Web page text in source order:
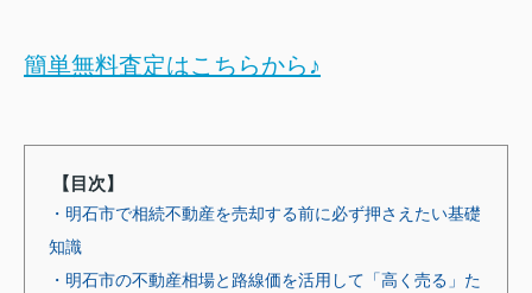
簡単無料査定はこちらから♪
【目次】
・明石市で相続不動産を売却する前に必ず押さえたい基礎
知識
・明石市の不動産相場と路線価を活用して「高く売る」た